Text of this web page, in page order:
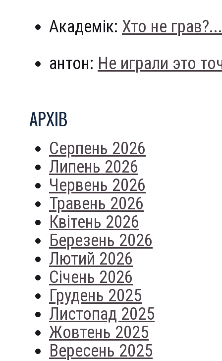
Академік: Хто не грав?...
антон: Не играли это
АРХIВ
Серпень 2026
Липень 2026
Червень 2026
Травень 2026
Квітень 2026
Березень 2026
Лютий 2026
Січень 2026
Грудень 2025
Листопад 2025
Жовтень 2025
Вересень 2025